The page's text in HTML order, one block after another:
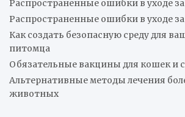
Распространенные ошибки в уходе
Распространенные ошибки в уходе
Как создать безопасную среду для
питомца
Обязательные вакцины для кошек и
Альтернативные методы лечения
животных